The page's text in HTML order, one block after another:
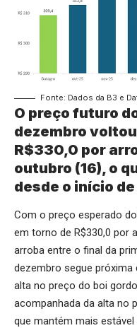
Fonte: Dados da B3 e
O preço futuro
dezembro
R$330,0 por
outubro (16), o
desde o início
Com o preço esperado
em torno de R$330,0 por
arroba entre o final da
dezembro segue próxima
alta no preço do boi
acompanhada da alta no
que mantém mais